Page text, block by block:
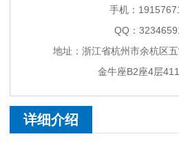
手机：
QQ：
地址：浙江省杭州市余杭区
金牛座B2座4层
详细介绍